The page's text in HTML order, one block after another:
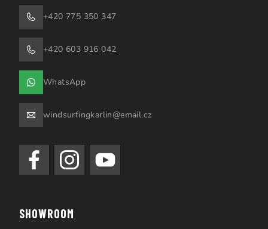
+420 775 350 347
+420 603 916 042
WhatsApp
windsurfingkarlin@email.cz
SHOWROOM